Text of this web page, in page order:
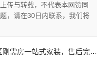
传与转载，不代表本网赞同
，请在30日内联系，我们将
房一站式家装，售后完善超安心